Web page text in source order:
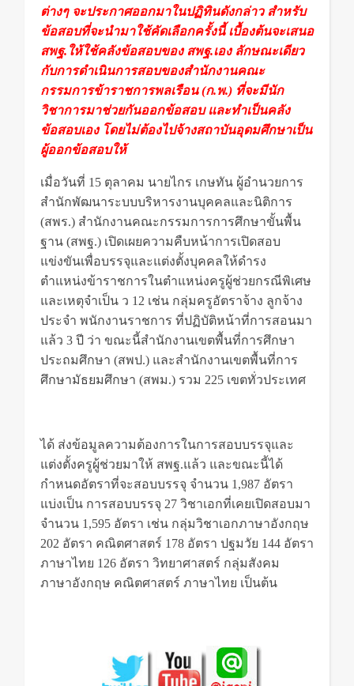
ต่างๆ จะประกาศออกมาในปฏิทินดังกล่าว สำหรับ
ข้อสอบที่จะนำมาใช้คัดเลือกครั้งนี้ เบื้องต้นจะเสนอ
สพฐ.ให้ใช้คลังข้อสอบของ สพฐ.เอง ลักษณะเดียว
กับการดำเนินการสอบของสำนักงานคณะ
กรรมการข้าราชการพลเรือน (ก.พ.) ที่จะมีนัก
วิชาการมาช่วยกันออกข้อสอบ และทำเป็นคลัง
ข้อสอบเอง โดยไม่ต้องไปจ้างสถาบันอุดมศึกษาเป็น
ผู้ออกข้อสอบให้
เมื่อวันที่ 15 ตุลาคม นายไกร เกษทัน ผู้อำนวยการ
สำนักพัฒนาระบบบริหารงานบุคคลและนิติการ
(สพร.) สำนักงานคณะกรรมการการศึกษาขั้นพื้น
ฐาน (สพฐ.) เปิดเผยความคืบหน้าการเปิดสอบ
แข่งขันเพื่อบรรจุและแต่งตั้งบุคคลให้ดำรง
ตำแหน่งข้าราชการในตำแหน่งครูผู้ช่วยกรณีพิเศษ
และเหตุจำเป็น ว 12 เช่น กลุ่มครูอัตราจ้าง ลูกจ้าง
ประจำ พนักงานราชการ ที่ปฏิบัติหน้าที่การสอนมา
แล้ว 3 ปี ว่า ขณะนี้สำนักงานเขตพื้นที่การศึกษา
ประถมศึกษา (สพป.) และสำนักงานเขตพื้นที่การ
ศึกษามัธยมศึกษา (สพม.) รวม 225 เขตทั่วประเทศ
ได้ ส่งข้อมูลความต้องการในการสอบบรรจุและ
แต่งตั้งครูผู้ช่วยมาให้ สพฐ.แล้ว และขณะนี้ได้
กำหนดอัตราที่จะสอบบรรจุ จำนวน 1,987 อัตรา
แบ่งเป็น การสอบบรรจุ 27 วิชาเอกที่เคยเปิดสอบมา
จำนวน 1,595 อัตรา เช่น กลุ่มวิชาเอกภาษาอังกฤษ
202 อัตรา คณิตศาสตร์ 178 อัตรา ปฐมวัย 144 อัตรา
ภาษาไทย 126 อัตรา วิทยาศาสตร์ กลุ่มสังคม
ภาษาอังกฤษ คณิตศาสตร์ ภาษาไทย เป็นต้น